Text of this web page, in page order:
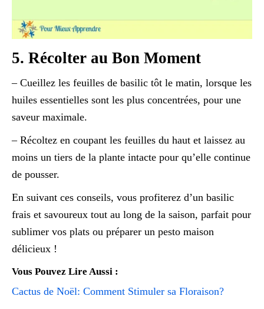
5. Récolter au Bon Moment
– Cueillez les feuilles de basilic tôt le matin, lorsque les
huiles essentielles sont les plus concentrées, pour une
saveur maximale.
– Récoltez en coupant les feuilles du haut et laissez au
moins un tiers de la plante intacte pour qu’elle continue
de pousser.
En suivant ces conseils, vous profiterez d’un basilic
frais et savoureux tout au long de la saison, parfait pour
sublimer vos plats ou préparer un pesto maison
délicieux !
Vous Pouvez Lire Aussi :
Cactus de Noël: Comment Stimuler sa Floraison?